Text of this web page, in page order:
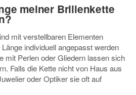
meiner Brillenkette
mit verstellbaren Elementen
individuell angepasst werden
mit Perlen oder Gliedern lassen sich
Falls die Kette nicht von Haus aus
oder Optiker sie oft auf